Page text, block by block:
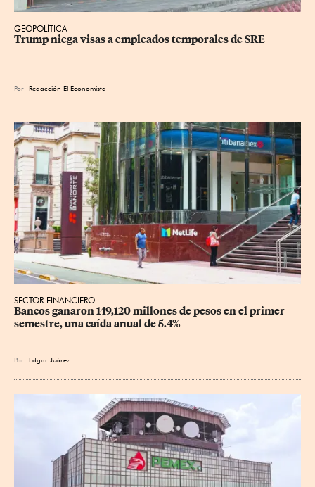
GEOPOLÍTICA
Trump niega visas a empleados temporales de SRE
Por Redacción El Economista
SECTOR FINANCIERO
Bancos ganaron 149,120 millones de pesos en el primer
semestre, una caída anual de 5.4%
Por Edgar Juárez